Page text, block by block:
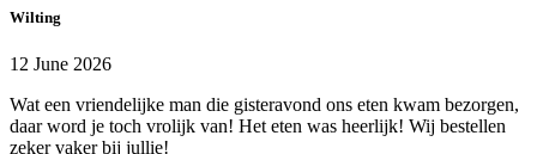
Wilting
12 June 2026
Wat een vriendelijke man die gisteravond ons eten kwam bezorgen,
daar word je toch vrolijk van! Het eten was heerlijk! Wij bestellen
zeker vaker bij jullie!